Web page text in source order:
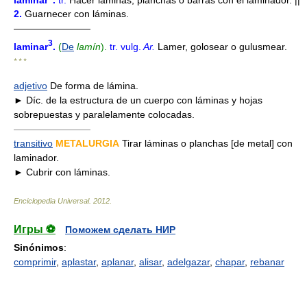
2. Guarnecer con láminas.
————————
laminar3. (De lamín). tr. vulg. Ar. Lamer, golosear o gulusmear.
* * *
adjetivo De forma de lámina.
► Díc. de la estructura de un cuerpo con láminas y hojas
sobrepuestas y paralelamente colocadas.
————————
transitivo METALURGIA Tirar láminas o planchas [de metal] con
laminador.
► Cubrir con láminas.
Enciclopedia Universal. 2012
Игры ⚽
Поможем сделать НИР
Sinónimos:
comprimir, aplastar, aplanar, alisar, adelgazar, chapar, rebanar